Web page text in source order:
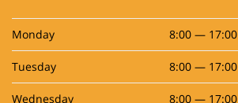
Monday 8:00 — 17:00
Tuesday 8:00 — 17:00
Wednesday 8:00 — 17:00